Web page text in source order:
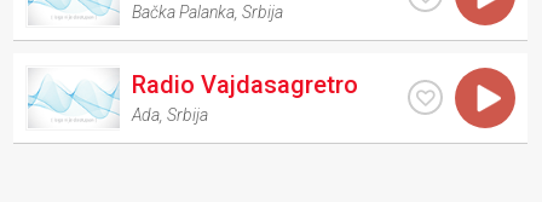
Bačka Palanka ,Srbija
Radio Vajdasagretro
Ada ,Srbija